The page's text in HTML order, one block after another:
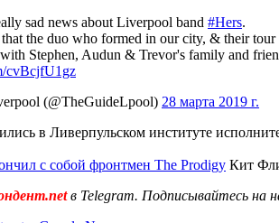
sad news about Liverpool band #Hers.
that the duo who formed in our city, & their
Stephen, Audun & Trevor's family and
cvBcjfU1gz
(@TheGuideLpool) 28 марта 2019 г.
в Ливерпульском институте
с собой фронтмен The Prodigy Кит
в Telegram. Подписывайтесь на